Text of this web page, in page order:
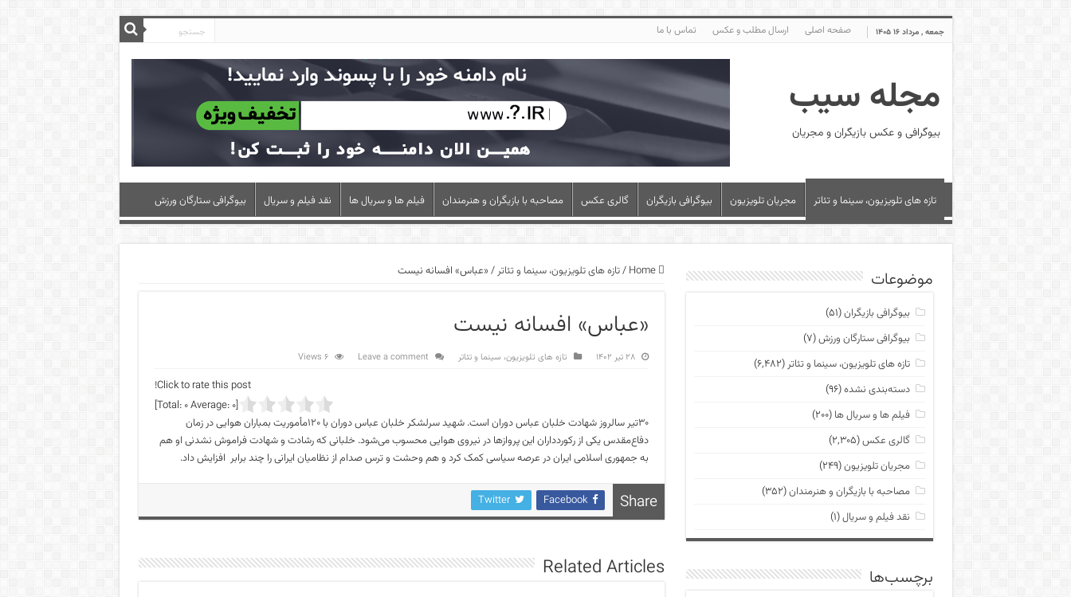
جمعه , مرداد ۱۶ ۱۴۰۵ صفحه اصلی ارسال مطلب و عکس تماس با ما
مجله سیب
بیوگرافی و عکس بازیگران و مجریان
تازه های تلویزیون، سینما و تئاتر مجریان تلویزیون بیوگرافی بازیگران گالری عکس مصاحبه با بازیگران و هنرمندان فیلم ها و سریال ها نقد فیلم و سریال بیوگرافی ستارگان ورزش
Home
/تازه های تلویزیون، سینما و تئاتر/ «عباس» افسانه نیست
«عباس» افسانه نیست
۲۸ تیر ۱۴۰۲ تازه های تلویزیون، سینما و تئاتر Leave a comment
6 Views
Click to rate this post!
[Total:
0Average: 0
]
۳۰تیر سالروز شهادت خلبان عباس دوران است. شهید سرلشکر خلبان عباس دوران با ۱۲۰مأموریت بمباران هوایی در زمان
دفاع‌مقدس یکی از رکوردداران این پرواز‌ها در نیروی هوایی محسوب می‌شود. خلبانی که رشادت و شهادت فراموش نشدنی او هم
به جمهوری اسلامی ایران در عرصه سیاسی کمک کرد و هم وحشت و ترس صدام از نظامیان ایرانی را چند برابر افزایش داد.
Share
Facebook
Twitter
Related Articles
موضوعات
بیوگرافی بازیگران(۵۱)
بیوگرافی ستارگان ورزش(۷)
تازه های تلویزیون، سینما و تئاتر(۶,۴۸۲)
دسته‌بندی نشده(۹۶)
فیلم ها و سریال ها (۲۰۰)
گالری عکس(۲,۳۰۵)
مجریان تلویزیون(۲۴۹)
مصاحبه با بازیگران و هنرمندان(۳۵۲)
نقد فیلم و سریال(۱)
برچسب‌ها